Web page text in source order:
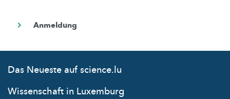
Das Neueste auf science.lu
Wissenschaft in Luxemburg